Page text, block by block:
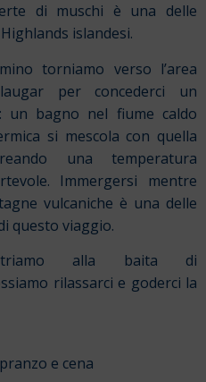
di muschi è una delle
islandesi.
torniamo verso l’area
per concederci un
un bagno nel fiume caldo
si mescola con quella
una temperatura
Immergersi mentre
vulcaniche è una delle
questo viaggio.
alla baita di
rilassarci e goderci la
e cena